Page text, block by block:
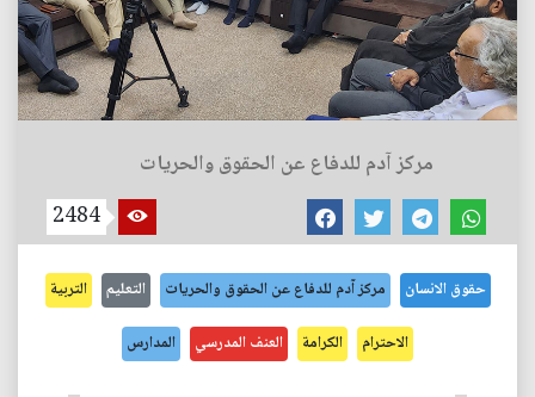
مركز آدم للدفاع عن الحقوق والحريات
2484
حقوق الانسان مركز آدم للدفاع عن الحقوق والحريات التعليم التربية
الاحترام الكرامة العنف المدرسي المدارس